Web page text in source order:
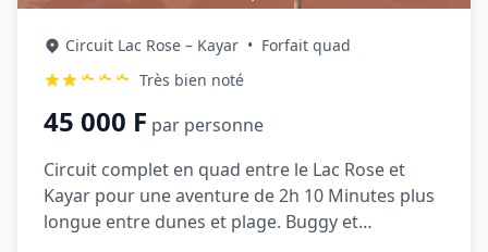
Circuit Lac Rose – Kayar • Forfait quad
Très bien noté
45 000 F par personne
Circuit complet en quad entre le Lac Rose et
Kayar pour une aventure de 2h 10 Minutes plus
longue entre dunes et plage. Buggy et